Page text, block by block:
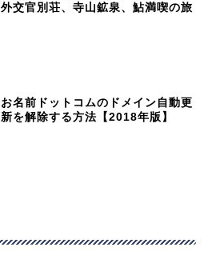
外交官別荘、寺山鉱泉、鮎満喫の旅
お名前ドットコムのドメイン自動更
新を解除する方法【2018年版】